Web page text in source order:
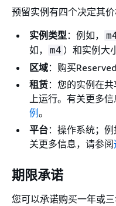
预留实例有四个决定其价
实例类型：例如，
如，
m4 ）和实例大
区域：购买
租赁：您的实例在
上运行。有关更多
例 。
平台：操作系统；
关更多信息，请参阅
期限承诺
您可以承诺购买一年或